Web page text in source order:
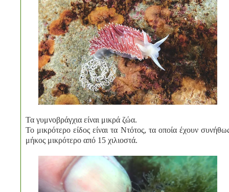
Τα γυμνοβράγχια είναι μικρά ζώα.
Το μικρότερο είδος είναι τα Ντότος, τα οποία έχουν
μήκος μικρότερο από 15 χιλιοστά.